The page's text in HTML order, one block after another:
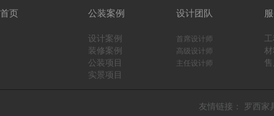
首页 公装案例
设计案例
装修案例
公装项目
实景项目
设计团队
首席设计师
高级设计师
主任设计师
友情链接： 罗西家